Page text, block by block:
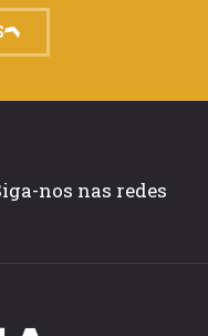
nos nas redes